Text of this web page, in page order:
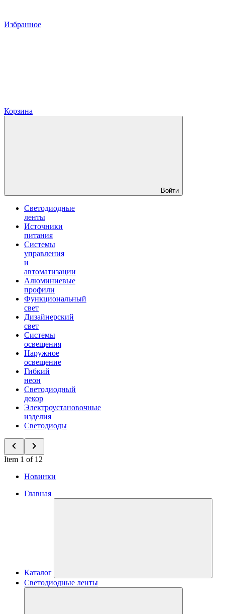
Избранное
Корзина
Войти
Светодиодные
ленты
Источники
питания
Системы
управления
и
автоматизации
Алюминиевые
профили
Функциональный
свет
Дизайнерский
свет
Системы
освещения
Наружное
освещение
Гибкий
неон
Светодиодный
декор
Электроустановочные
изделия
Светодиоды
Item 1 of 12
Новинки
Главная
Каталог
Светодиодные ленты